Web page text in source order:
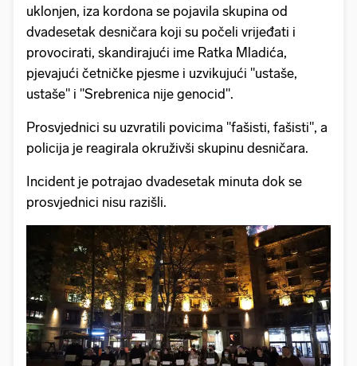
uklonjen, iza kordona se pojavila skupina od
dvadesetak desničara koji su počeli vrijeđati i
provocirati, skandirajući ime Ratka Mladića,
pjevajući četničke pjesme i uzvikujući "ustaše,
ustaše" i "Srebrenica nije genocid".
Prosvjednici su uzvratili povicima "fašisti, fašisti", a
policija je reagirala okruživši skupinu desničara.
Incident je potrajao dvadesetak minuta dok se
prosvjednici nisu razišli.